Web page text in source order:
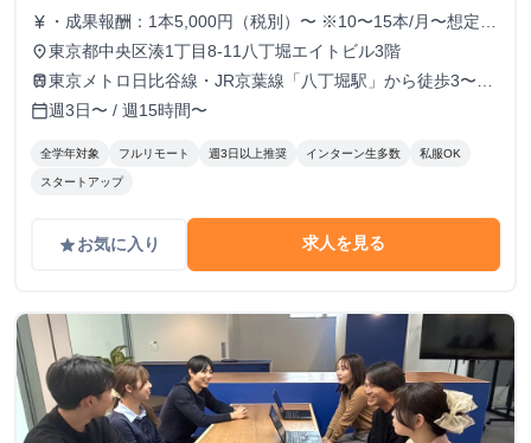
currency_yen ・成果報酬：1本5,000円（税別）〜 ※10〜15本/月〜想定
※経験、実績、能力等によって変動 ※トライアル期間の場
合変動あり
place東京都中央区湊1丁目8-11八丁堀エイトビル3階
train東京メトロ日比谷線・JR京葉線「八丁堀駅」から徒歩3〜6
分
calendar_today週3日〜 / 週15時間〜
全学年対象 フルリモート 週3日以上推奨 インターン生多数 私服OK
スタートアップ
gradeお気に入り 求人を見る